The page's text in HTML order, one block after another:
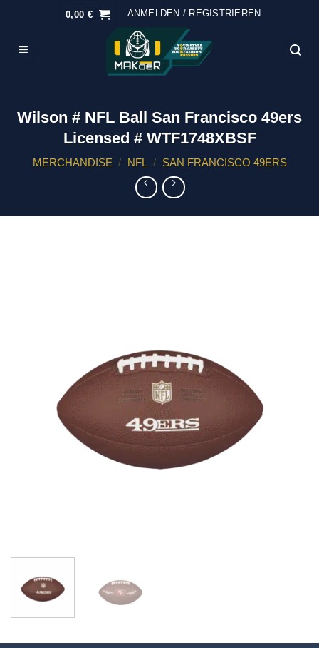
0,00 € ANMELDEN / REGISTRIEREN
Wilson # NFL Ball San Francisco 49ers
Licensed # WTF1748XBSF
MERCHANDISE / NFL / SAN FRANCISCO 49ERS